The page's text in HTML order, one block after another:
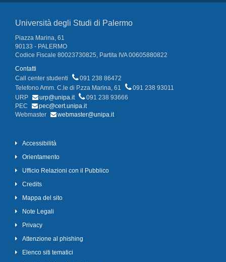
Università degli Studi di Palermo
Piazza Marina, 61
90133 - PALERMO
Codice Fiscale 80023730825, Partita IVA 00605880822
Contatti
Call center studenti
091 238 86472
Telefono Amm. C.le di P.zza Marina, 61
091 238 93011
URP
urp@unipa.it
091 238 93666
PEC
pec@cert.unipa.it
Webmaster
webmaster@unipa.it
Accessibilità
Orientamento
Ufficio Relazioni con il Pubblico
Credits
Mappa del sito
Note Legali
Privacy
Attenzione al phishing
Elenco siti tematici